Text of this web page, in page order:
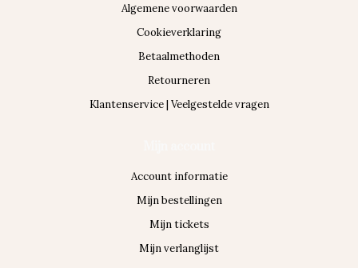
Algemene voorwaarden
Cookieverklaring
Betaalmethoden
Retourneren
Klantenservice | Veelgestelde vragen
Account informatie
Mijn bestellingen
Mijn tickets
Mijn verlanglijst